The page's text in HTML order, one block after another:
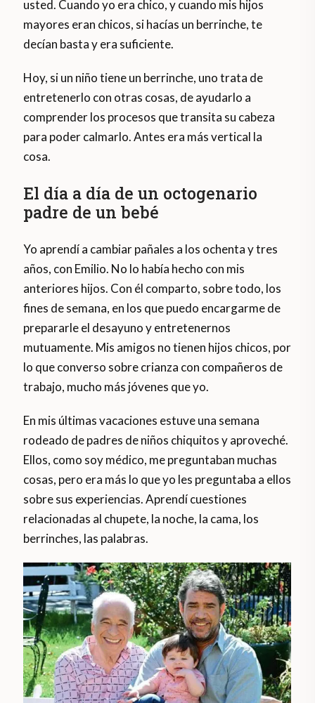
usted. Cuando yo era chico, y cuando mis hijos
mayores eran chicos, si hacías un berrinche, te
decían basta y era suficiente.
Hoy, si un niño tiene un berrinche, uno trata de
entretenerlo con otras cosas, de ayudarlo a
comprender los procesos que transita su cabeza
para poder calmarlo. Antes era más vertical la
cosa.
El día a día de un octogenario
padre de un bebé
Yo aprendí a cambiar pañales a los ochenta y tres
años, con Emilio. No lo había hecho con mis
anteriores hijos. Con él comparto, sobre todo, los
fines de semana, en los que puedo encargarme de
prepararle el desayuno y entretenernos
mutuamente. Mis amigos no tienen hijos chicos, por
lo que converso sobre crianza con compañeros de
trabajo, mucho más jóvenes que yo.
En mis últimas vacaciones estuve una semana
rodeado de padres de niños chiquitos y aproveché.
Ellos, como soy médico, me preguntaban muchas
cosas, pero era más lo que yo les preguntaba a ellos
sobre sus experiencias. Aprendí cuestiones
relacionadas al chupete, la noche, la cama, los
berrinches, las palabras.